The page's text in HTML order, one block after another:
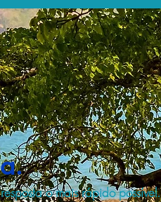
o mais rápido possível.